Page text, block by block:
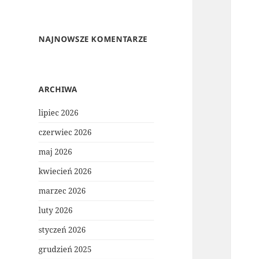
NAJNOWSZE KOMENTARZE
ARCHIWA
lipiec 2026
czerwiec 2026
maj 2026
kwiecień 2026
marzec 2026
luty 2026
styczeń 2026
grudzień 2025